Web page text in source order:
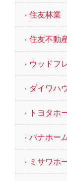
住友林業
住友不動
ウッドフ
ダイワハ
トヨタホ
パナホー
ミサワホ